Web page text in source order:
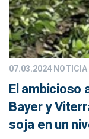
07.03.2024NOTICIA
El ambicioso
Bayer y
soja en un